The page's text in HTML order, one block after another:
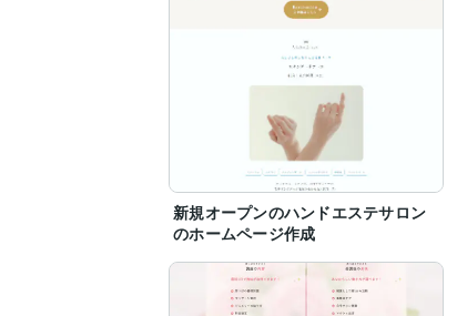
新規オープンのハンドエステサロン
のホームページ作成